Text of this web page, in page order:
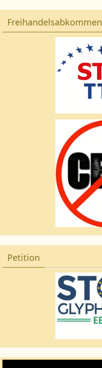
Freihandelsabkommen
Petition